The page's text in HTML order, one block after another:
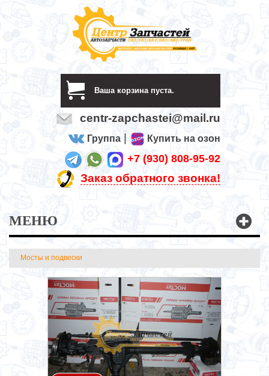
Ваша корзина пуста.
centr-zapchastei@mail.ru
Группа Купить на озон
+7 (930) 808-95-92
Заказ обратного звонка!
МЕНЮ
Мосты и подвески